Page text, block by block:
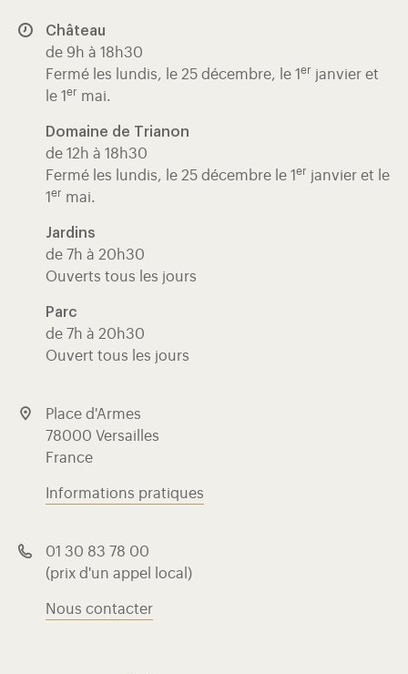
Château
de 9h à 18h30
Fermé les lundis, le 25 décembre, le 1 er janvier et
le 1 er mai.
Domaine de Trianon
de 12h à 18h30
Fermé les lundis, le 25 décembre le 1 er janvier et le
1 er mai.
Jardins
de 7h à 20h30
Ouverts tous les jours
Parc
de 7h à 20h30
Ouvert tous les jours
Place d'Armes
78000 Versailles
France
Informations pratiques
01 30 83 78 00
(prix d'un appel local)
Nous contacter